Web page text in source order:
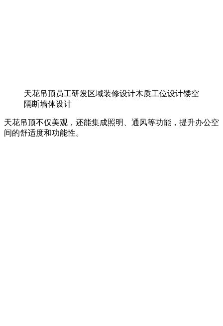
天花吊顶员工研发区域装修设计木质工位设计镂空
隔断墙体设计
天花吊顶不仅美观，还能集成照明、通风等功能，提升办公空
间的舒适度和功能性。